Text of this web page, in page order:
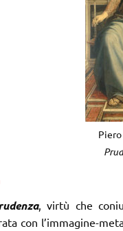
, virtù che
con l’immagine-